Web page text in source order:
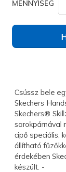
MENNYISÉG
Csússz bele
Skechers
Skechers®
sarokpárnával
cipő speciális,
állítható
érdekében
készült. -